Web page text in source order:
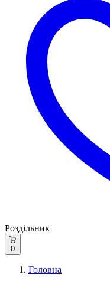
Роздільник
0
Головна